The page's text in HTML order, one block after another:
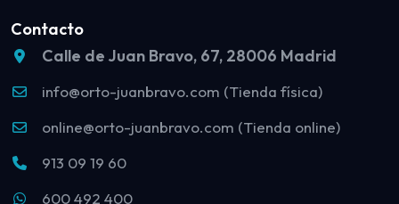
Contacto
Calle de Juan Bravo, 67, 28006 Madrid
info@orto-juanbravo.com (Tienda física)
online@orto-juanbravo.com (Tienda online)
913 09 19 60
600 492 400